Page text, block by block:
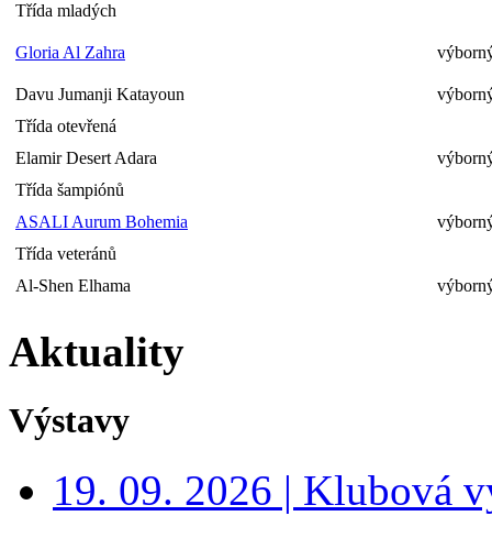
Třída mladých
Gloria Al Zahra
Davu Jumanji Katayoun
Třída otevřená
Elamir Desert Adara
Třída šampiónů
ASALI Aurum Bohemia
Třída veteránů
Al-Shen Elhama
Aktuality
Výstavy
19. 09. 2026 | Klubová